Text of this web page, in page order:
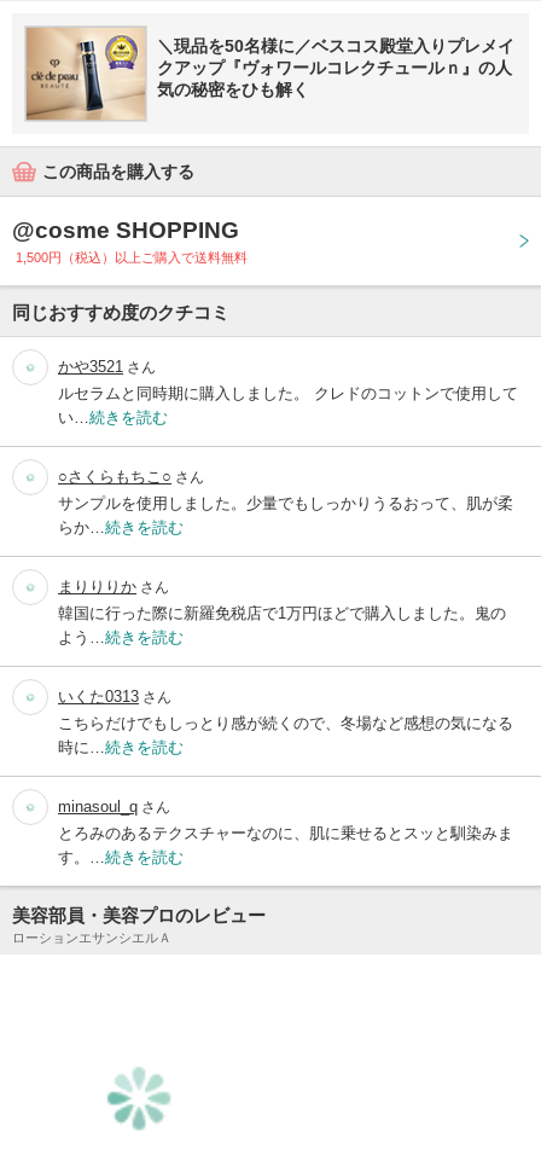
＼現品を50名様に／ベスコス殿堂入りプレメイ
クアップ『ヴォワールコレクチュールｎ』の人
気の秘密をひも解く
この商品を購入する
@cosme SHOPPING
1,500円（税込）以上ご購入で送料無料
同じおすすめ度のクチコミ
かや3521 さん
ルセラムと同時期に購入しました。 クレドのコットンで使用して
い… 続きを読む
○さくらもちこ○ さん
サンプルを使用しました。少量でもしっかりうるおって、肌が柔
らか… 続きを読む
まりりりか さん
韓国に行った際に新羅免税店で1万円ほどで購入しました。鬼の
よう… 続きを読む
いくた0313 さん
こちらだけでもしっとり感が続くので、冬場など感想の気になる
時に… 続きを読む
minasoul_q さん
とろみのあるテクスチャーなのに、肌に乗せるとスッと馴染みま
す。… 続きを読む
美容部員・美容プロのレビュー
ローションエサンシエルＡ